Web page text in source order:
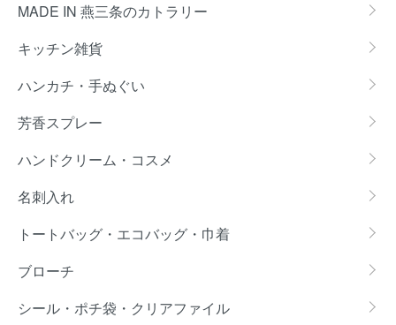
MADE IN 燕三条のカトラリー
キッチン雑貨
ハンカチ・手ぬぐい
芳香スプレー
ハンドクリーム・コスメ
名刺入れ
トートバッグ・エコバッグ・巾着
ブローチ
シール・ポチ袋・クリアファイル